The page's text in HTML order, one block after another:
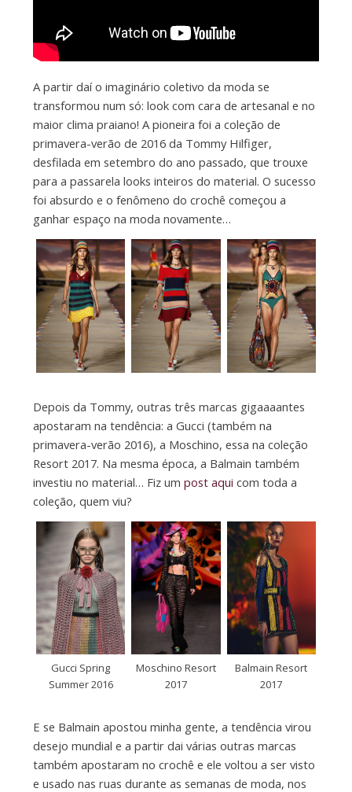
A partir daí o imaginário coletivo da moda se
transformou num só: look com cara de artesanal e no
maior clima praiano! A pioneira foi a coleção de
primavera-verão de 2016 da Tommy Hilfiger,
desfilada em setembro do ano passado, que trouxe
para a passarela looks inteiros do material. O sucesso
foi absurdo e o fenômeno do crochê começou a
ganhar espaço na moda novamente…
Depois da Tommy, outras três marcas gigaaaantes
apostaram na tendência: a Gucci (também na
primavera-verão 2016), a Moschino, essa na coleção
Resort 2017. Na mesma época, a Balmain também
investiu no material… Fiz um post aqui com toda a
coleção, quem viu?
Gucci Spring
Summer 2016
Moschino Resort
2017
Balmain Resort
2017
E se Balmain apostou minha gente, a tendência virou
desejo mundial e a partir dai várias outras marcas
também apostaram no crochê e ele voltou a ser visto
e usado nas ruas durante as semanas de moda, nos